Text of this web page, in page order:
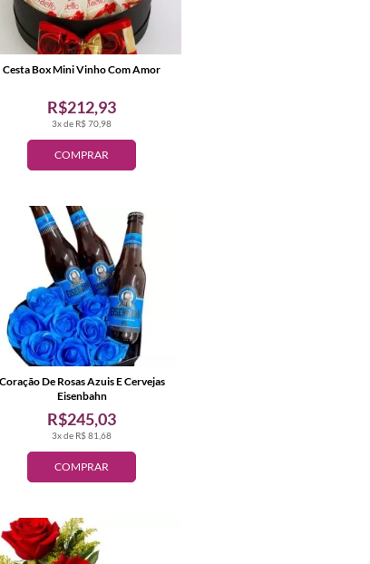
COMPRAR
3x de R$ 70,98
R$212,93
Cesta Box Mini Vinho Com Amor
COMPRAR
3x de R$ 81,68
R$245,03
Coração De Rosas Azuis E Cervejas
Eisenbahn